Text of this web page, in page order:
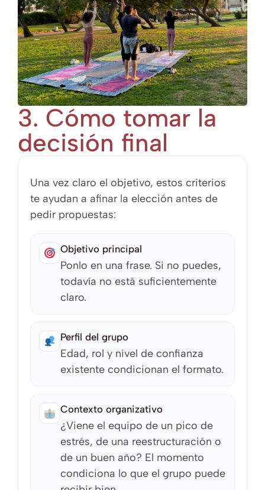
3. Cómo tomar la
decisión final
Una vez claro el objetivo, estos criterios
te ayudan a afinar la elección antes de
pedir propuestas:
Objetivo principal
Ponlo en una frase. Si no puedes,
todavía no está suficientemente
claro.
Perfil del grupo
Edad, rol y nivel de confianza
existente condicionan el formato.
Contexto organizativo
¿Viene el equipo de un pico de
estrés, de una reestructuración o
de un buen año? El momento
condiciona lo que el grupo puede